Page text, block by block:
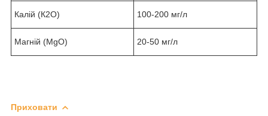
Калій (К2О) 100-200 мг/л
Магній (MgO) 20-50 мг/л
Приховати